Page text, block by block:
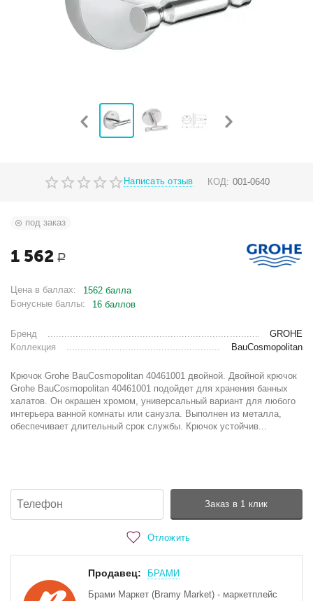
Написать отзыв КОД: 001-0640
под заказ
1 562 Р
Цена в баллах:
1562 балла
Бонусные баллы:
16 баллов
Бренд
GROHE
Коллекция
BauCosmopolitan
Крючок Grohe BauCosmopolitan 40461001 двойной. Двойной крючок
Grohe BauCosmopolitan 40461001 подойдет для хранения банных
халатов. Он окрашен хромом, универсальный вариант для любого
интерьера ванной комнаты или санузла. Выполнен из металла,
обеспечивает длительный срок службы. Крючок устойчив...
Заказ в 1 клик
Отложить
Продавец:
БРАМИ
Брами Маркет (Bramy Market) - маркетплейс